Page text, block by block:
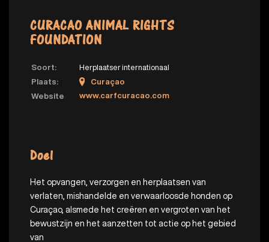
CURACAO ANIMAL RIGHTS
FOUNDATION
Soort:
Herplaatser internationaal
Plaats:
Curaçao
Website
www.carfcuracao.com
Doel
Het opvangen, verzorgen en herplaatsen van
verlaten, mishandelde en verwaarloosde honden op
Curaçao, alsmede het creëren en vergroten van het
bewustzijn en het aanzetten tot actie op het gebied
van